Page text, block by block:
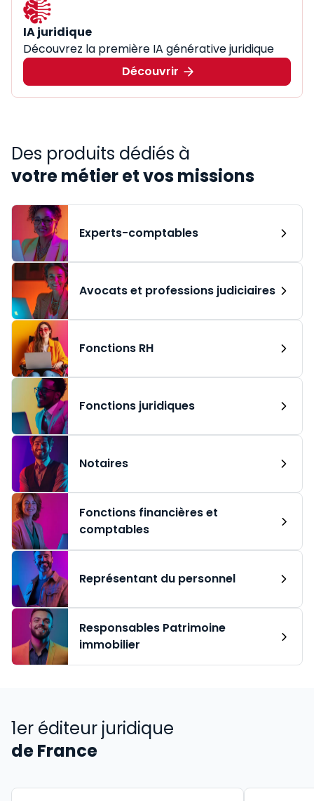
IA juridique
Découvrez la première IA générative juridique
Découvrir
Des produits dédiés à
votre métier et vos missions
Experts-comptables
Avocats et professions judiciaires
Fonctions RH
Fonctions juridiques
Notaires
Fonctions financières et
comptables
Représentant du personnel
Responsables Patrimoine
immobilier
1er éditeur juridique
de France